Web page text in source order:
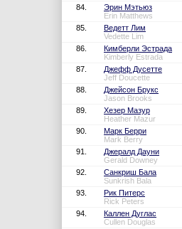
84.
Эрин Мэтьюз
Erin Matthews
85.
Ведетт Лим
Vedette Lim
86.
Кимберли Эстрада
Kimberly Estrada
87.
Джефф Дусетте
Jeff Doucette
88.
Джейсон Брукс
Jason Brooks
89.
Хезер Мазур
Heather Mazur
90.
Марк Берри
Mark Berry
91.
Джералд Дауни
Gerald Downey
92.
Санкриш Бала
Sunkrish Bala
93.
Рик Питерс
Rick Peters
94.
Каллен Дуглас
Cullen Douglas